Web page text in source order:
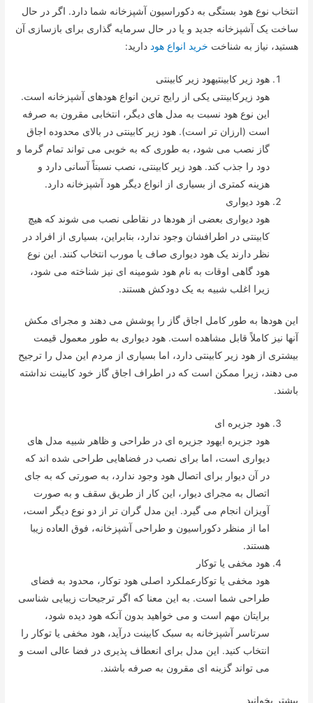
انتخاب نوع هود بستگی به دکوراسیون آشپزخانه شما دارد. اگر در حال
ساخت یک آشپزخانه جدید و یا در حال سرمایه گذاری برای بازسازی آن
هستید، نیاز به شناخت خرید انواع هود دارید:
هود زیر کابینتیهود زیر کابینتی
هود زیرکابینتی یکی از رایج ترین انواع هودهای آشپزخانه است.
این نوع هود نسبت به مدل های دیگر، انتخابی مقرون به صرفه
است (ارزان تر است). هود زیر کابینتی در بالای محدوده اجاق
گاز نصب می شود، به طوری که به خوبی می تواند تمام گرما و
دود را جذب کند. هود زیر کابینتی، نصب نسبتاً آسانی دارد و
هزینه کمتری از بسیاری از انواع دیگر هود آشپزخانه دارد.
هود دیواری
هود دیواری بعضی از هودها در نقاطی نصب می شوند که هیچ
کابینتی در اطرافشان وجود ندارد، بنابراین، بسیاری از افراد در
نظر دارند یک هود دیواری صاف یا مورب انتخاب کنند. این نوع
هود گاهی اوقات به نام هود شومینه ای نیز شناخته می شود،
زیرا اغلب شبیه به یک دودکش هستند.
این هودها به طور کامل اجاق گاز را پوشش می دهند و مجرای مکش
آنها نیز کاملاً قابل مشاهده است. هود دیواری به طور معمول قیمت
بیشتری از هود زیر کابینتی دارد، اما بسیاری از مردم این مدل را ترجیح
می دهند، زیرا ممکن است که در اطراف اجاق گاز خود کابینت نداشته
باشند.
هود جزیره ای
هود جزیره ایهود جزیره ای در طراحی و ظاهر شبیه مدل های
دیواری است، اما برای نصب در فضاهایی طراحی شده اند که
در آن دیوار برای اتصال هود وجود ندارد، به صورتی که به جای
اتصال به مجرای دیوار، این کار از طریق سقف و به صورت
آویزان انجام می گیرد. این مدل گران تر از دو نوع دیگر است،
اما از منظر دکوراسیون و طراحی آشپزخانه، فوق العاده زیبا
هستند.
هود مخفی یا توکار
هود مخفی یا توکارعملکرد اصلی هود توکار، محدود به فضای
طراحی شما است. به این معنا که اگر ترجیحات زیبایی شناسی
برایتان مهم است و می خواهید بدون آنکه هود دیده شود،
سرتاسر آشپزخانه به سبک کابینت درآید، هود مخفی یا توکار را
انتخاب کنید. این مدل برای انعطاف پذیری در فضا عالی است و
می تواند گزینه ای مقرون به صرفه باشند.
بیشتر بخوانید